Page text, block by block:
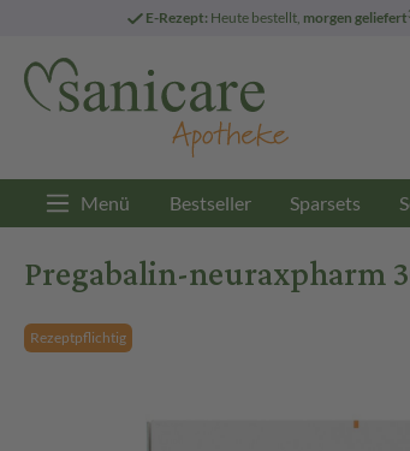
E-Rezept: Heute bestellt, morgen geliefert
Menü Bestseller Sparsets
Pregabalin-neuraxpharm
Rezeptpflichtig